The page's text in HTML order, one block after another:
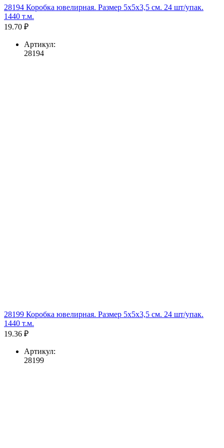
28194 Коробка ювелирная. Размер 5x5x3,5 см. 24 шт/упак.
1440 т.м.
19.70 ₽
Артикул:
28194
28199 Коробка ювелирная. Размер 5x5x3,5 см. 24 шт/упак.
1440 т.м.
19.36 ₽
Артикул:
28199